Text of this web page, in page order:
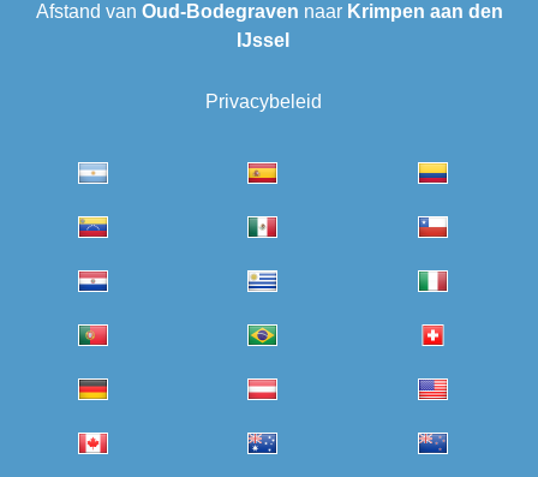
Afstand van Oud-Bodegraven‎ naar Krimpen aan den
IJssel
Privacybeleid